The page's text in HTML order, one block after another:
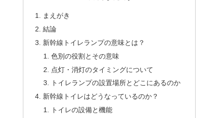
まえがき
結論
新幹線トイレランプの意味とは？
色別の役割とその意味
点灯・消灯のタイミングについて
トイレランプの設置場所とどこにあるのか
新幹線トイレはどうなっているのか？
トイレの設備と機能